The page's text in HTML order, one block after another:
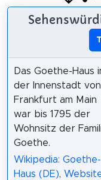
Das Goethe-Haus
der Innenstadt von
Frankfurt am Main
war bis 1795 der
Wohnsitz der
Goethe.
Wikipedia: Goethe-
Haus (DE),